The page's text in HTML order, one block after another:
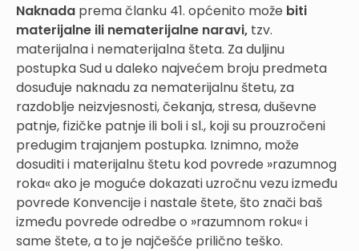
Naknada prema članku 41. općenito može biti
materijalne ili nematerijalne naravi, tzv.
materijalna i nematerijalna šteta. Za duljinu
postupka Sud u daleko najvećem broju predmeta
dosuđuje naknadu za nematerijalnu štetu, za
razdoblje neizvjesnosti, čekanja, stresa, duševne
patnje, fizičke patnje ili boli i sl., koji su prouzročeni
predugim trajanjem postupka. Iznimno, može
dosuditi i materijalnu štetu kod povrede »razumnog
roka« ako je moguće dokazati uzročnu vezu između
povrede Konvencije i nastale štete, što znači baš
između povrede odredbe o »razumnom roku« i
same štete, a to je najčešće prilično teško.